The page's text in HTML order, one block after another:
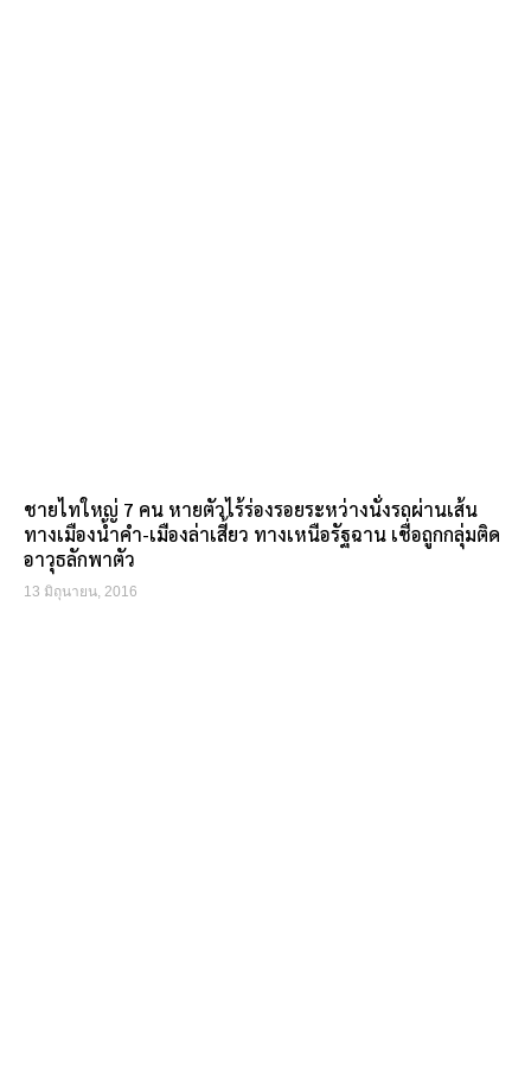
ชายไทใหญ่ 7 คน หายตัวไร้ร่องรอยระหว่างนั่งรถผ่านเส้น
ทางเมืองน้ำคำ-เมืองล่าเสี้ยว ทางเหนือรัฐฉาน เชื่อถูกกลุ่มติด
อาวุธลักพาตัว
13 มิถุนายน, 2016